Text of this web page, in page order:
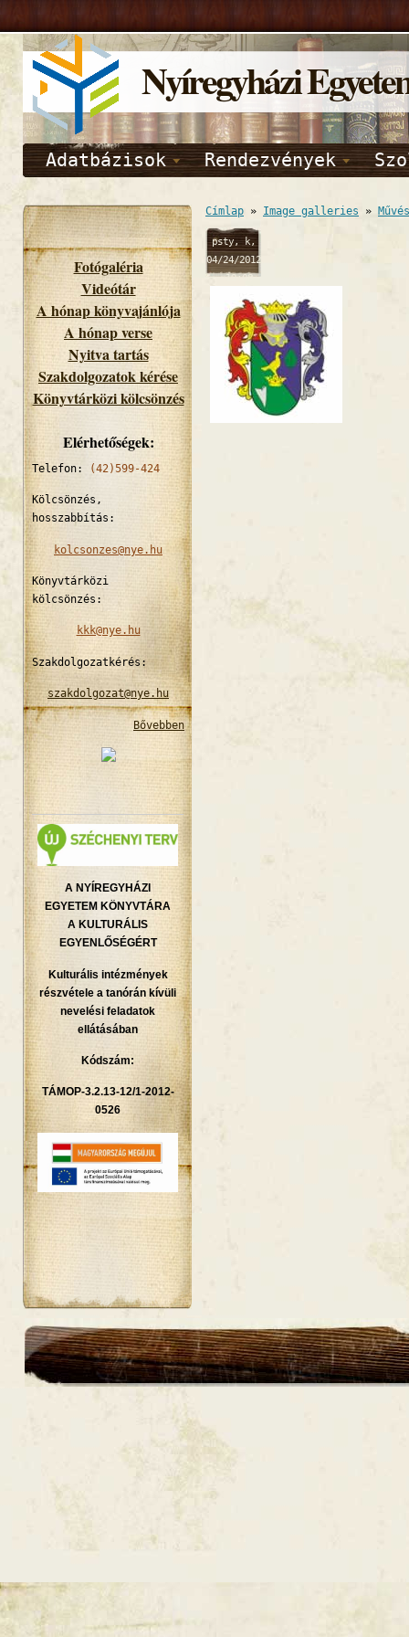
Nyíregyházi
Adatbázisok Rendezvények
Fotógaléria
Videótár
A hónap könyvajánlója
A hónap verse
Nyitva tartás
Szakdolgozatok kérése
Könyvtárközi kölcsönzés
Elérhetőségek:
Telefon: (42)599-424
Kölcsönzés,
hosszabbítás:
kolcsonzes@nye.hu
Könyvtárközi
kölcsönzés:
kkk@nye.hu
Szakdolgozatkérés:
szakdolgozat@nye.hu
Bővebben
A NYÍREGYHÁZI
EGYETEM KÖNYVTÁRA
A KULTURÁLIS
EGYENLŐSÉGÉRT
Kulturális intézmények
részvétele a tanórán kívüli
nevelési feladatok
ellátásában
Kódszám:
TÁMOP-3.2.13-12/1-2012-
0526
Címlap » Image galleries »
psty, k,
04/24/2012
- 12:08